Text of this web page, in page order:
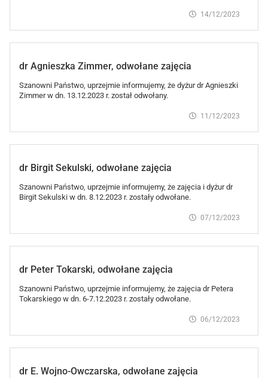
14/12/2023
dr Agnieszka Zimmer, odwołane zajęcia
Szanowni Państwo, uprzejmie informujemy, że dyżur dr Agnieszki
Zimmer w dn. 13.12.2023 r. został odwołany.
11/12/2023
dr Birgit Sekulski, odwołane zajęcia
Szanowni Państwo, uprzejmie informujemy, że zajęcia i dyżur dr
Birgit Sekulski w dn. 8.12.2023 r. zostały odwołane.
07/12/2023
dr Peter Tokarski, odwołane zajęcia
Szanowni Państwo, uprzejmie informujemy, że zajęcia dr Petera
Tokarskiego w dn. 6-7.12.2023 r. zostały odwołane.
06/12/2023
dr E. Wojno-Owczarska, odwołane zajęcia